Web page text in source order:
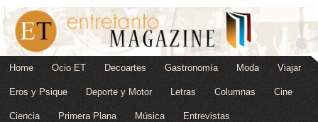
Home Ocio ET Decoartes Gastronomía Moda Viajar
Eros y Psique Deporte y Motor Letras Columnas Cine
Ciencia Primera Plana Música Entrevistas